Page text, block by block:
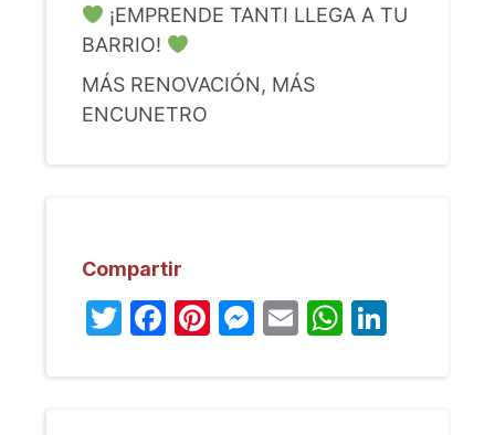
¡EMPRENDE TANTI LLEGA A TU
BARRIO!
MÁS RENOVACIÓN, MÁS
ENCUNETRO
Compartir
Twitter
Facebook
Pinterest
Messenger
Email